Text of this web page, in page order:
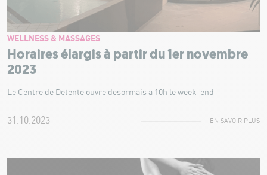
Horaires élargis à partir du 1er novembre
2023
WELLNESS & MASSAGES
Le Centre de Détente ouvre désormais à 10h le week-end
31.10.2023 EN SAVOIR PLUS